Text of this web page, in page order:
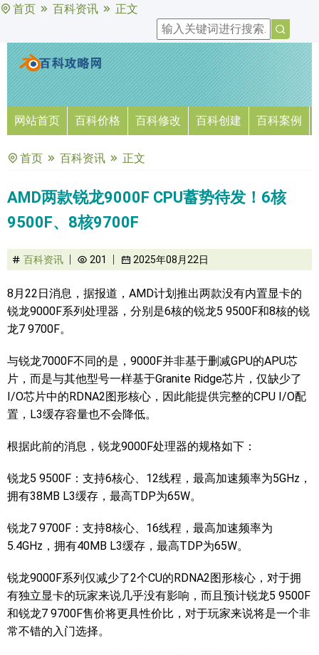
首页 百科资讯 正文
网站首页 百科价格 百科修改 百科创建 百科案例
首页 百科资讯 正文
AMD两款锐龙9000F CPU蓄势待发！6核
9500F、8核9700F
百科资讯 201 2025年08月22日
8月22日消息，据报道，AMD计划推出两款没有内置显卡的
锐龙9000F系列处理器，分别是6核的锐龙5 9500F和8核的锐
龙7 9700F。
与锐龙7000F不同的是，9000F并非基于删减GPU的APU芯
片，而是与其他型号一样基于Granite Ridge芯片，仅缺少了
I/O芯片中的RDNA2图形核心，因此能提供完整的CPU I/O配
置，L3缓存容量也不会降低。
根据此前的消息，锐龙9000F处理器的规格如下：
锐龙5 9500F：支持6核心、12线程，最高加速频率为5GHz，
拥有38MB L3缓存，最高TDP为65W。
锐龙7 9700F：支持8核心、16线程，最高加速频率为
5.4GHz，拥有40MB L3缓存，最高TDP为65W。
锐龙9000F系列仅减少了2个CU的RDNA2图形核心，对于拥
有独立显卡的玩家来说几乎没有影响，而且预计锐龙5 9500F
和锐龙7 9700F售价将更具性价比，对于玩家来说将是一个非
常不错的入门选择。